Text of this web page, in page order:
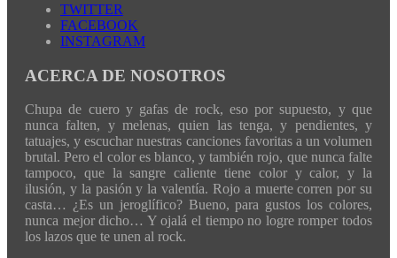
TWITTER
FACEBOOK
INSTAGRAM
ACERCA DE NOSOTROS
Chupa de cuero y gafas de rock, eso por supuesto, y que
nunca falten, y melenas, quien las tenga, y pendientes, y
tatuajes, y escuchar nuestras canciones favoritas a un volumen
brutal. Pero el color es blanco, y también rojo, que nunca falte
tampoco, que la sangre caliente tiene color y calor, y la
ilusión, y la pasión y la valentía. Rojo a muerte corren por su
casta… ¿Es un jeroglífico? Bueno, para gustos los colores,
nunca mejor dicho… Y ojalá el tiempo no logre romper todos
los lazos que te unen al rock.